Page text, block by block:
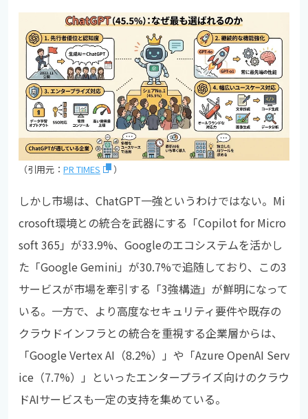
（引用元： PR TIMES ）
しかし市場は、ChatGPT一強というわけではない。Mi
crosoft環境との統合を武器にする「Copilot for Micro
soft 365」が33.9%、Googleのエコシステムを活かし
た「Google Gemini」が30.7%で追随しており、この3
サービスが市場を牽引する「3強構造」が鮮明になって
いる。一方で、より高度なセキュリティ要件や既存の
クラウドインフラとの統合を重視する企業層からは、
「Google Vertex AI（8.2%）」や「Azure OpenAI Serv
ice（7.7%）」といったエンタープライズ向けのクラウ
ドAIサービスも一定の支持を集めている。